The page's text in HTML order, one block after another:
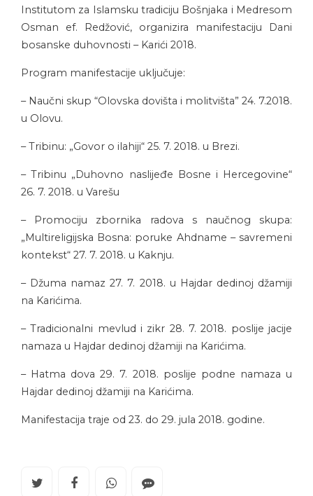
Institutom za Islamsku tradiciju Bošnjaka i Medresom
Osman ef. Redžović, organizira manifestaciju Dani
bosanske duhovnosti – Karići 2018.
Program manifestacije uključuje:
– Naučni skup “Olovska dovišta i molitvišta” 24. 7.2018.
u Olovu.
– Tribinu: „Govor o ilahiji“ 25. 7. 2018. u Brezi.
– Tribinu „Duhovno naslijeđe Bosne i Hercegovine“
26. 7. 2018. u Varešu
– Promociju zbornika radova s naučnog skupa:
„Multireligijska Bosna: poruke Ahdname – savremeni
kontekst“ 27. 7. 2018. u Kaknju.
– Džuma namaz 27. 7. 2018. u Hajdar dedinoj džamiji
na Karićima.
– Tradicionalni mevlud i zikr 28. 7. 2018. poslije jacije
namaza u Hajdar dedinoj džamiji na Karićima.
– Hatma dova 29. 7. 2018. poslije podne namaza u
Hajdar dedinoj džamiji na Karićima.
Manifestacija traje od 23. do 29. jula 2018. godine.